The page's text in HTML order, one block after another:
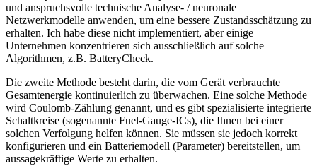
und anspruchsvolle technische Analyse- / neuronale
Netzwerkmodelle anwenden, um eine bessere Zustandsschätzung zu
erhalten. Ich habe diese nicht implementiert, aber einige
Unternehmen konzentrieren sich ausschließlich auf solche
Algorithmen, z.B. BatteryCheck.
Die zweite Methode besteht darin, die vom Gerät verbrauchte
Gesamtenergie kontinuierlich zu überwachen. Eine solche Methode
wird Coulomb-Zählung genannt, und es gibt spezialisierte integrierte
Schaltkreise (sogenannte Fuel-Gauge-ICs), die Ihnen bei einer
solchen Verfolgung helfen können. Sie müssen sie jedoch korrekt
konfigurieren und ein Batteriemodell (Parameter) bereitstellen, um
aussagekräftige Werte zu erhalten.